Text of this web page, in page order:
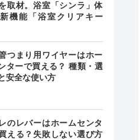
取材。浴室「シンラ」体
機能「浴室クリアキー
つまり用ワイヤーはホー
ターで買える？ 種類・選
安全な使い方
のレバーはホームセンタ
える？失敗しない選び方